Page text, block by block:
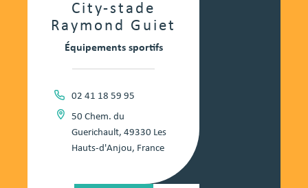
City-stade
Raymond Guiet
Équipements sportifs
02 41 18 59 95
50 Chem. du
Guerichault, 49330 Les
Hauts-d'Anjou, France